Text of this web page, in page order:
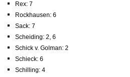
Rex: 7
Rockhausen: 6
Sack: 7
Scheiding: 2, 6
Schick v. Golman: 2
Schieck: 6
Schilling: 4